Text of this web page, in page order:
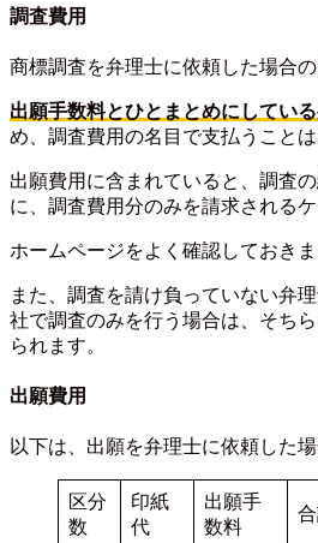
調査費用
商標調査を弁理士に依頼した場合の
出願手数料とひとまとめにしてい
め、調査費用の名目で支払うことは
出願費用に含まれていると、調査
に、調査費用分のみを請求されるケ
ホームページをよく確認しておきま
また、調査を請け負っていない弁
社で調査のみを行う場合は、そち
られます。
出願費用
以下は、出願を弁理士に依頼した
区分
数
印紙
代
出願手
数料